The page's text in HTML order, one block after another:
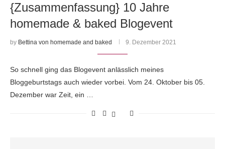
{Zusammenfassung} 10 Jahre
homemade & baked Blogevent
by Bettina von homemade and baked 9. Dezember 2021
So schnell ging das Blogevent anlässlich meines
Bloggeburtstags auch wieder vorbei. Vom 24. Oktober bis 05.
Dezember war Zeit, ein …